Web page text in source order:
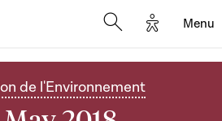
Options
Menu
de l'Environnement